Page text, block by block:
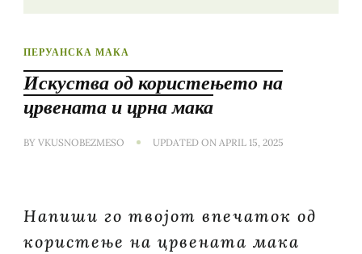
ПЕРУАНСКА МАКА
Искуства од користењето на
црвената и црна мака
BY VKUSNOBEZMESO UPDATED ON APRIL 15, 2025
Напиши го твојот впечаток од
користење на црвената мака